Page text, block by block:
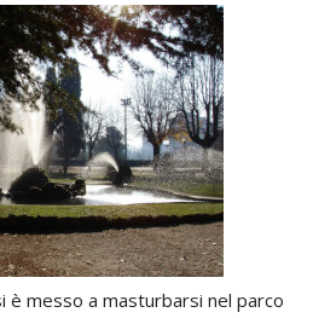
è messo a masturbarsi nel parco